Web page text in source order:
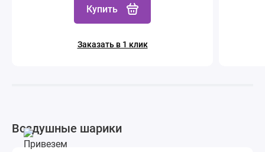
Купить
Заказать в 1 клик
Воздушные шарики